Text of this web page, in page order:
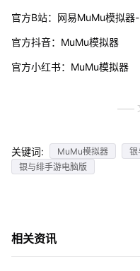
官方B站：网易MuMu模拟器
官方抖音：MuMu模拟器
官方小红书：MuMu模拟器
关键词: MuMu模拟器 银
银与绯手游电脑版
相关资讯